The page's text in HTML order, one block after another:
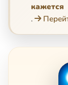
кажется
.